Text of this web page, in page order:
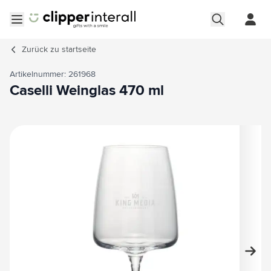
Zurück zu startseite
Artikelnummer: 261968
Caselli Weinglas 470 ml